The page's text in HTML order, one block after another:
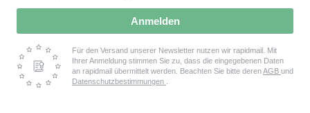
Anmelden
Für den Versand unserer Newsletter nutzen wir rapidmail. Mit
Ihrer Anmeldung stimmen Sie zu, dass die eingegebenen Daten
an rapidmail übermittelt werden. Beachten Sie bitte derenAGB und
Datenschutzbestimmungen